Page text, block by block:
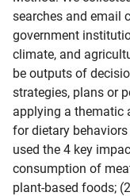
searches and email
government
climate, and
be outputs of
strategies, plans or
applying a thematic
for dietary
used the 4 key
consumption of
plant-based foods;